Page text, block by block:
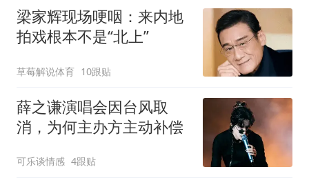
梁家辉现场哽咽：来内地
拍戏根本不是“北上”
草莓解说体育 10跟贴
薛之谦演唱会因台风取
消，为何主办方主动补偿
可乐谈情感 4跟贴